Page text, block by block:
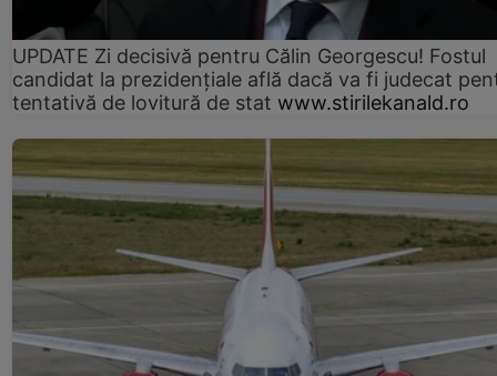
UPDATE Zi decisivă pentru Călin Georgescu! Fostul
candidat la prezidențiale află dacă va fi judecat
tentativă de lovitură de stat www.stirilekanald.ro